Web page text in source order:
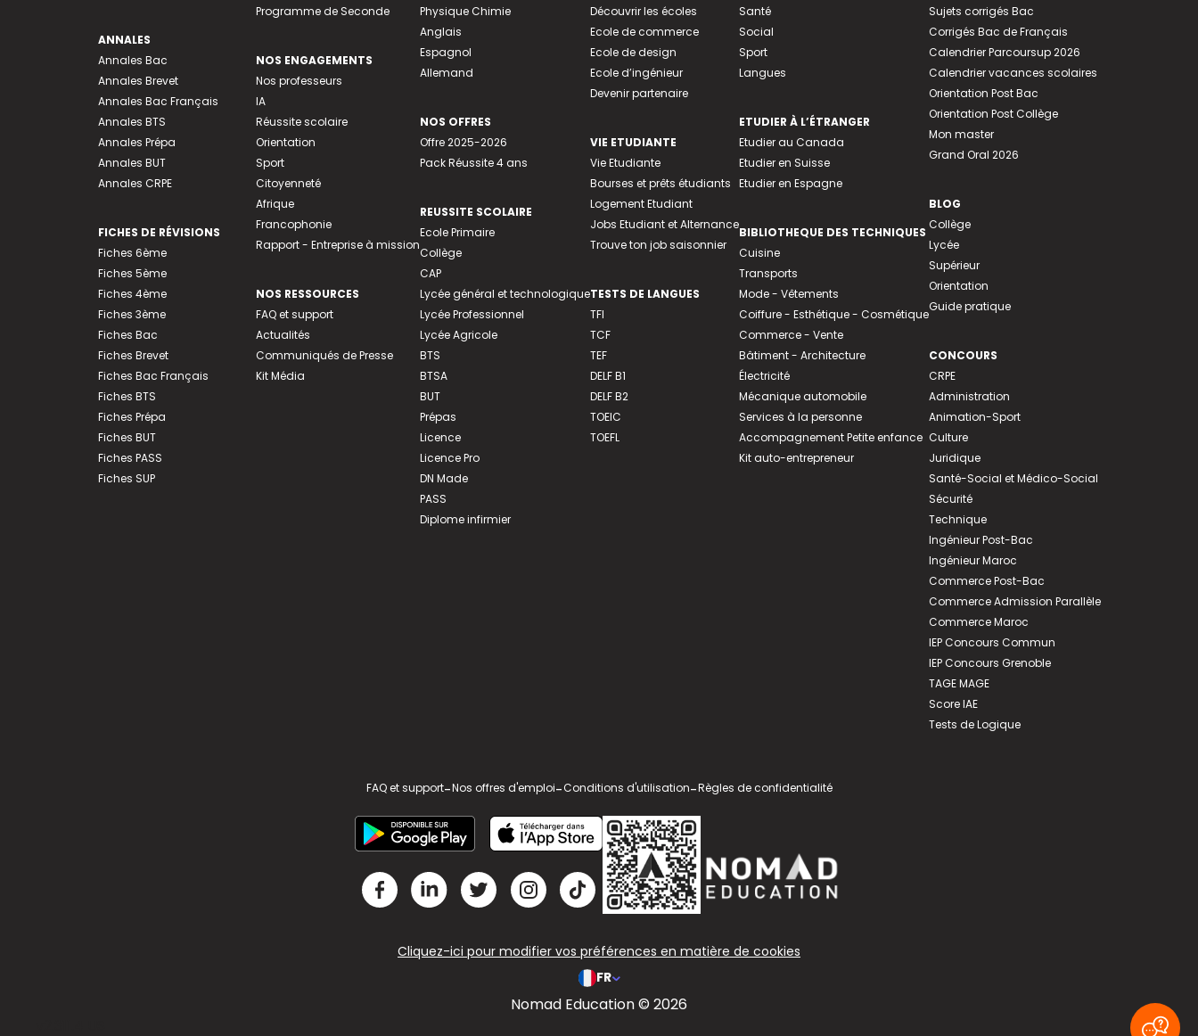
ANNALES
Annales Bac
Annales Brevet
Annales Bac Français
Annales BTS
Annales Prépa
Annales BUT
Annales CRPE
FICHES DE RÉVISIONS
Fiches 6ème
Fiches 5ème
Fiches 4ème
Fiches 3ème
Fiches Bac
Fiches Brevet
Fiches Bac Français
Fiches BTS
Fiches Prépa
Fiches BUT
Fiches PASS
Fiches SUP
Programme de Seconde
NOS ENGAGEMENTS
Nos professeurs
IA
Réussite scolaire
Orientation
Sport
Citoyenneté
Afrique
Francophonie
Rapport - Entreprise à mission
NOS RESSOURCES
FAQ et support
Actualités
Communiqués de Presse
Kit Média
Physique Chimie
Anglais
Espagnol
Allemand
NOS OFFRES
Offre 2025-2026
Pack Réussite 4 ans
REUSSITE SCOLAIRE
Ecole Primaire
Collège
CAP
Lycée général et technologique
Lycée Professionnel
Lycée Agricole
BTS
BTSA
BUT
Prépas
Licence
Licence Pro
DN Made
PASS
Diplome infirmier
Découvrir les écoles
Ecole de commerce
Ecole de design
Ecole d’ingénieur
Devenir partenaire
VIE ETUDIANTE
Vie Etudiante
Bourses et prêts étudiants
Logement Etudiant
Jobs Etudiant et Alternance
Trouve ton job saisonnier
TESTS DE LANGUES
TFI
TCF
TEF
DELF B1
DELF B2
TOEIC
TOEFL
Santé
Social
Sport
Langues
ETUDIER À L’ÉTRANGER
Etudier au Canada
Etudier en Suisse
Etudier en Espagne
BIBLIOTHEQUE DES TECHNIQUES
Cuisine
Transports
Mode - Vêtements
Coiffure - Esthétique - Cosmétique
Commerce - Vente
Bâtiment - Architecture
Électricité
Mécanique automobile
Services à la personne
Accompagnement Petite enfance
Kit auto-entrepreneur
Sujets corrigés Bac
Corrigés Bac de Français
Calendrier Parcoursup 2026
Calendrier vacances scolaires
Orientation Post Bac
Orientation Post Collège
Mon master
Grand Oral 2026
BLOG
Collège
Lycée
Supérieur
Orientation
Guide pratique
CONCOURS
CRPE
Administration
Animation-Sport
Culture
Juridique
Santé-Social et Médico-Social
Sécurité
Technique
Ingénieur Post-Bac
Ingénieur Maroc
Commerce Post-Bac
Commerce Admission Parallèle
Commerce Maroc
IEP Concours Commun
IEP Concours Grenoble
TAGE MAGE
Score IAE
Tests de Logique
FAQ et support-Nos offres d'emploi-Conditions d'utilisation-Règles de confidentialité
Cliquez-ici pour modifier vos préférences en matière de cookies
FR
Nomad Education © 2026